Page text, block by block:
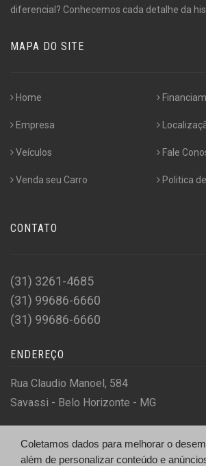
diferencial? Conhecemos cada detalhe da
MAPA DO SITE
Home
Empresa
Veículos
Venda seu Carro
Fale
Politica
CONTATO
(31) 3261-4685
(31) 99686-6660
(31) 99686-6660
ENDEREÇO
Rua Claudio Manoel, 584
Savassi - Belo Horizonte - MG
© A. E. Ltda - http://
Coletamos dados para melhorar o
além de personalizar conteúdo e